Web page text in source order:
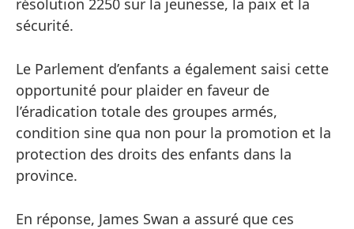
résolution 2250 sur la jeunesse, la paix et la
sécurité.
Le Parlement d’enfants a également saisi cette
opportunité pour plaider en faveur de
l’éradication totale des groupes armés,
condition sine qua non pour la promotion et la
protection des droits des enfants dans la
province.
En réponse, James Swan a assuré que ces